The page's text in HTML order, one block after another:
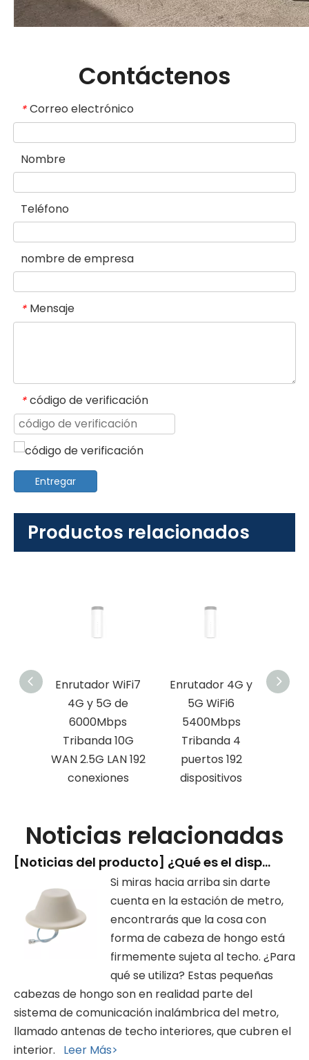
Contáctenos
* Correo electrónico
Nombre
Teléfono
nombre de empresa
* Mensaje
* código de verificación
Entregar
Productos relacionados
Enrutador WiFi7
4G y 5G de
6000Mbps
Tribanda 10G
WAN 2.5G LAN 192
conexiones
Enrutador 4G y
5G WiFi6
5400Mbps
Tribanda 4
puertos 192
dispositivos
Noticias relacionadas
[Noticias del producto] ¿Qué es el dispositivo con forma de 'cabeza de hongo' que hay en la estación de metro?
Si miras hacia arriba sin darte
cuenta en la estación de metro,
encontrarás que la cosa con
forma de cabeza de hongo está
firmemente sujeta al techo. ¿Para
qué se utiliza? Estas pequeñas
cabezas de hongo son en realidad parte del
sistema de comunicación inalámbrica del metro,
llamado antenas de techo interiores, que cubren el
interior. Leer Más>